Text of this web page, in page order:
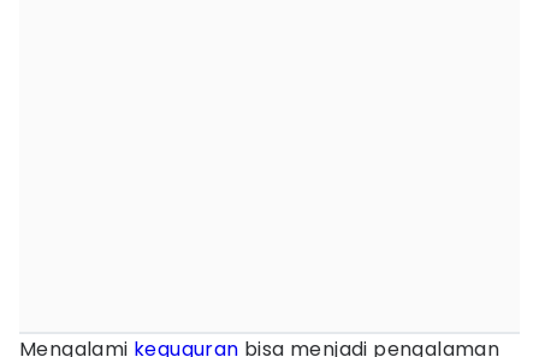
Mengalami keguguran bisa menjadi pengalaman